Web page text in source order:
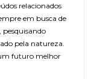
relacionados
em busca de
pesquisando
pela natureza.
futuro melhor